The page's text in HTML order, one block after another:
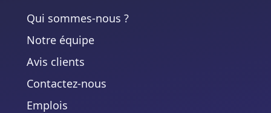
Qui sommes-nous ?
Notre équipe
Avis clients
Contactez-nous
Emplois